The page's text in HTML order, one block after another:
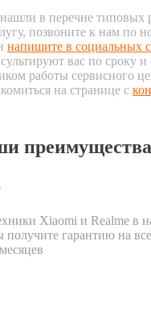
в перечне типовых
позвоните к нам по
напишите в социальных
вас по сроку и
работы сервисного
на странице с
преимущества
Xiaomi и Realme в
получите гарантию на